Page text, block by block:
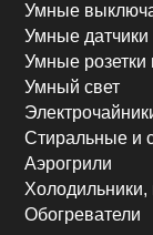
Умные
Умные датчики
Умные розетки
Умный свет
Стиральные и
Аэрогрили
Холодильники,
Обогреватели